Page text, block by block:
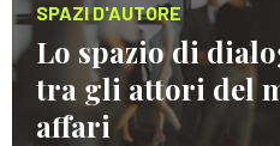
SPAZI D'AUTORE
Lo spazio di
tra gli attori del
affari